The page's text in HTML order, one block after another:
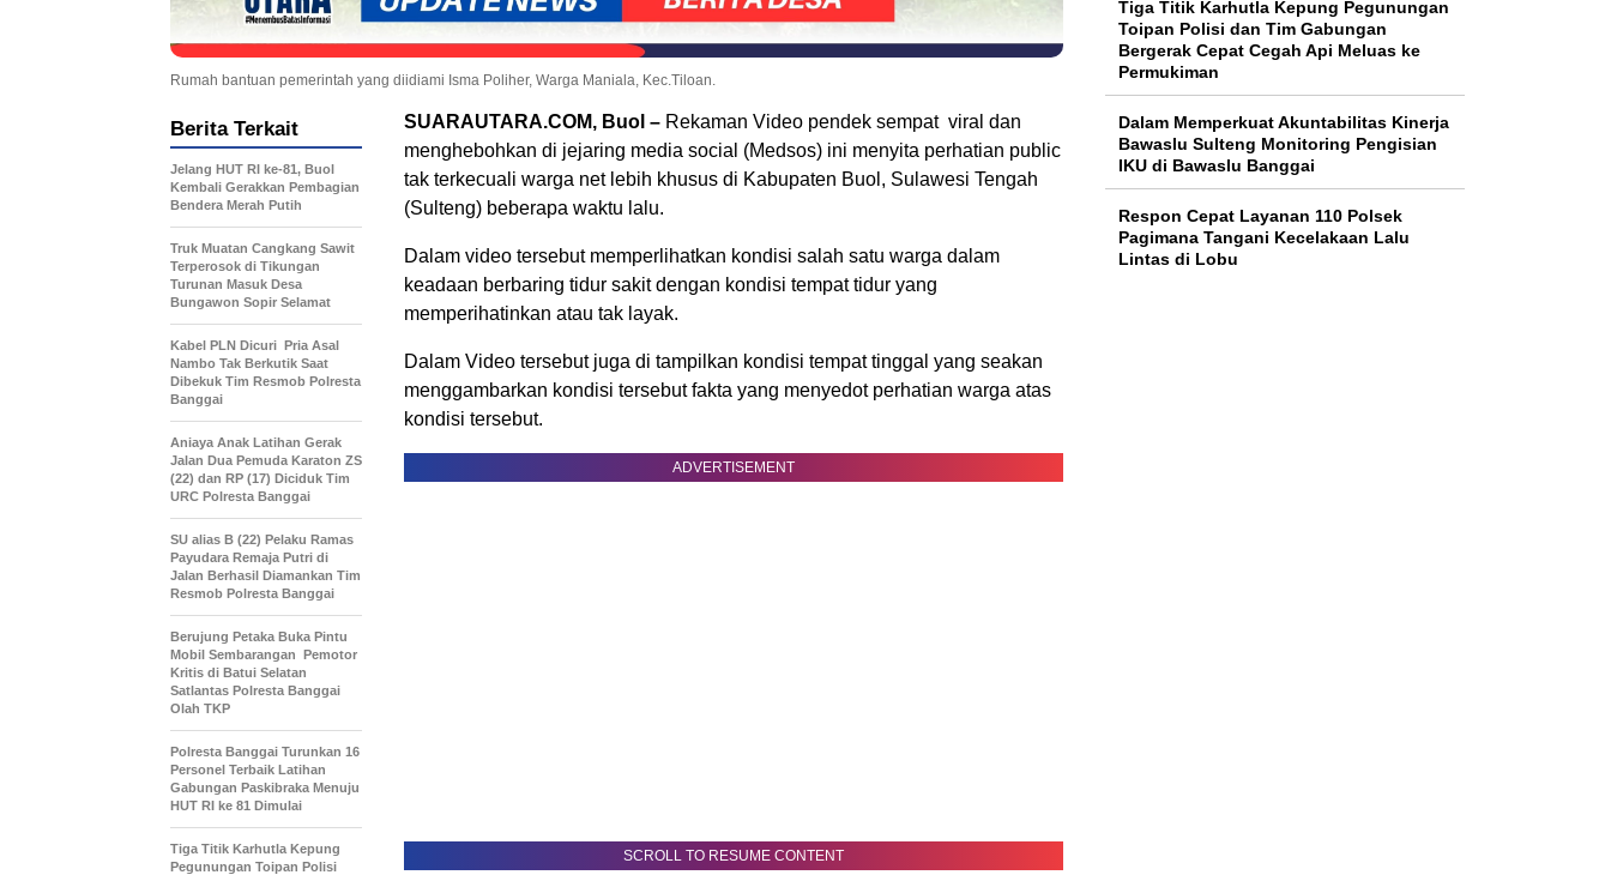
Rumah bantuan pemerintah yang diidiami Isma Poliher, Warga Maniala, Kec.Tiloan.
SUARAUTARA.COM, Buol – Rekaman Video pendek sempat viral dan
menghebohkan di jejaring media social (Medsos) ini menyita perhatian public
tak terkecuali warga net lebih khusus di Kabupaten Buol, Sulawesi Tengah
(Sulteng) beberapa waktu lalu.
Dalam video tersebut memperlihatkan kondisi salah satu warga dalam
keadaan berbaring tidur sakit dengan kondisi tempat tidur yang
memperihatinkan atau tak layak.
Dalam Video tersebut juga di tampilkan kondisi tempat tinggal yang seakan
menggambarkan kondisi tersebut fakta yang menyedot perhatian warga atas
kondisi tersebut.
ADVERTISEMENT
SCROLL TO RESUME CONTENT
Berita Terkait
Jelang HUT RI ke-81, Buol
Kembali Gerakkan Pembagian
Bendera Merah Putih
Truk Muatan Cangkang Sawit
Terperosok di Tikungan
Turunan Masuk Desa
Bungawon Sopir Selamat
Kabel PLN Dicuri Pria Asal
Nambo Tak Berkutik Saat
Dibekuk Tim Resmob Polresta
Banggai
Aniaya Anak Latihan Gerak
Jalan Dua Pemuda Karaton ZS
(22) dan RP (17) Diciduk Tim
URC Polresta Banggai
SU alias B (22) Pelaku Ramas
Payudara Remaja Putri di
Jalan Berhasil Diamankan Tim
Resmob Polresta Banggai
Berujung Petaka Buka Pintu
Mobil Sembarangan Pemotor
Kritis di Batui Selatan
Satlantas Polresta Banggai
Olah TKP
Polresta Banggai Turunkan 16
Personel Terbaik Latihan
Gabungan Paskibraka Menuju
HUT RI ke 81 Dimulai
Tiga Titik Karhutla Kepung
Pegunungan Toipan Polisi
Tiga Titik Karhutla Kepung Pegunungan
Toipan Polisi dan Tim Gabungan
Bergerak Cepat Cegah Api Meluas ke
Permukiman
Dalam Memperkuat Akuntabilitas Kinerja
Bawaslu Sulteng Monitoring Pengisian
IKU di Bawaslu Banggai
Respon Cepat Layanan 110 Polsek
Pagimana Tangani Kecelakaan Lalu
Lintas di Lobu